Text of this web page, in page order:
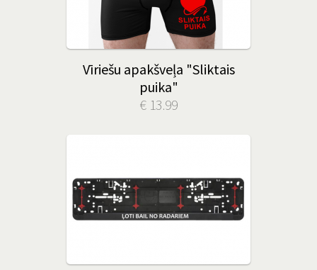
Vīriešu apakšveļa "Sliktais
puika"
€ 13.99